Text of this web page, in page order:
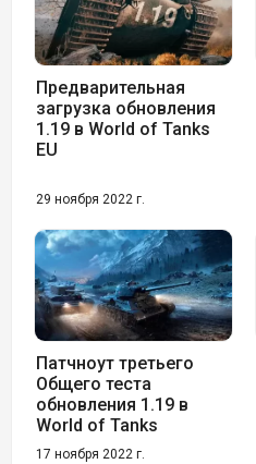
Предварительная
загрузка обновления
1.19 в World of Tanks
EU
29 ноября 2022 г.
Патчноут третьего
Общего теста
обновления 1.19 в
World of Tanks
17 ноября 2022 г.